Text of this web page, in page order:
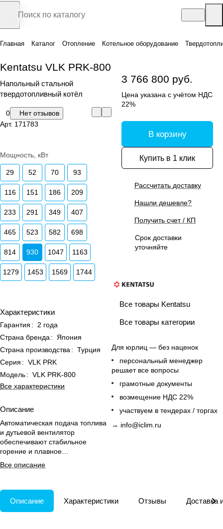
Главная Каталог Отопление Котельное оборудование
Kentatsu VLK PRK-800
Напольный стальной
твердотопливный котёл
0
Нет отзывов
Арт. 171783
Мощность, кВт
29 52 70 93
116 151 186 209
233 291 349 407
465 523 582 698
814 930 1047 1163
1279 1453 1569 1744
Характеристики
Гарантия :
2 года
Страна бренда :
Япония
Страна производства : Турция
Серия : VLK PRK
Модель: VLK PRK-800
Все характеристики
Описание
Автоматическая подача топлива
и дутьевой вентилятор
обеспечивают стабильное
горение и плавное
регулирование мощности для
больших объектов до 9300 м².
Все описание
3 766 800 руб.
Цена указана с учётом НДС
22%
В корзину
Купить в 1 клик
Рассчитать доставку
Нашли дешевле?
Получить счет / КП
Срок доставки
уточняйте
Все товары Kentatsu
Все товары категории
Для юрлиц — без наценок
персональный менеджер
решает все вопросы
грамотные документы
возмещение НДС 22%
участвуем в тендерах / торгах
→ info@iclim.ru
Описание Характеристики Отзывы Доставка